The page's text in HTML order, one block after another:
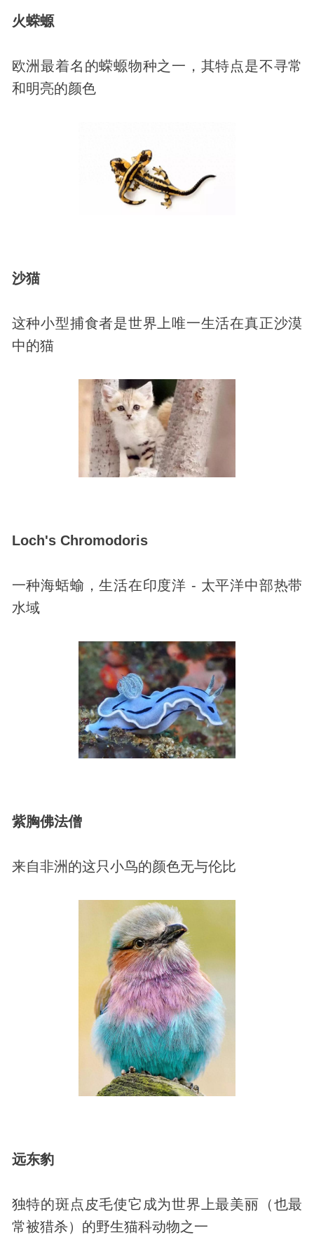
火蝾螈
欧洲最着名的蝾螈物种之一，其特点是不寻常
和明亮的颜色
沙猫
这种小型捕食者是世界上唯一生活在真正沙漠
中的猫
Loch's Chromodoris
一种海蛞蝓，生活在印度洋 - 太平洋中部热带
水域
紫胸佛法僧
来自非洲的这只小鸟的颜色无与伦比
远东豹
独特的斑点皮毛使它成为世界上最美丽（也最
常被猎杀）的野生猫科动物之一